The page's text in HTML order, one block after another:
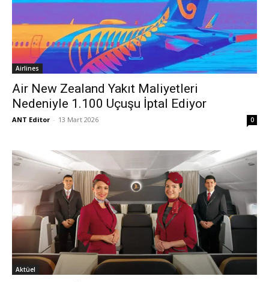
Airlines
Air New Zealand Yakıt Maliyetleri
Nedeniyle 1.100 Uçuşu İptal Ediyor
ANT Editor - 13 Mart 2026 0
Aktüel